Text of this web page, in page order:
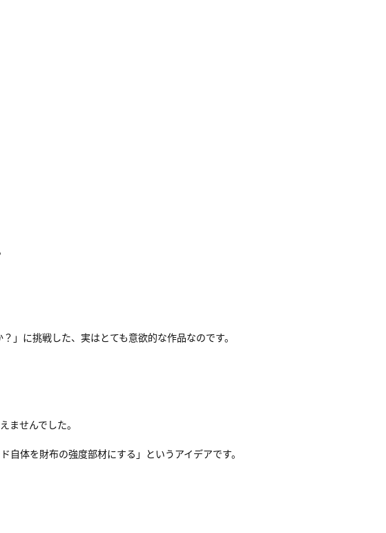
」に挑戦した、実はとても意欲的な作品なのです。
ませんでした。
体を財布の強度部材にする」というアイデアです。